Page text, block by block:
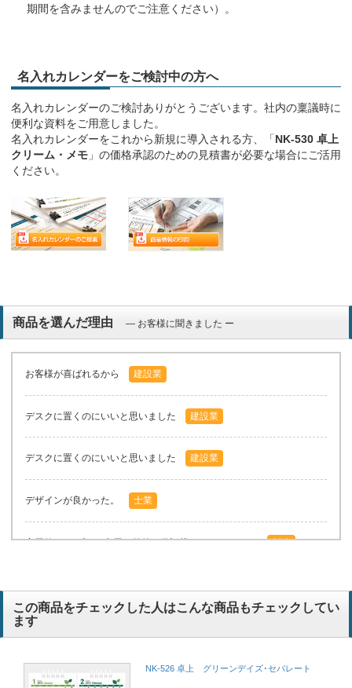
期間を含みませんのでご注意ください）。
名入れカレンダーをご検討中の方へ
名入れカレンダーのご検討ありがとうございます。社内の稟議時に
便利な資料をご用意しました。
名入れカレンダーをこれから新規に導入される方、「NK-530 卓上
クリーム・メモ 」の価格承認のための見積書が必要な場合にご活用
ください。
商品を選んだ理由 ― お客様に聞きました ー
お客様が喜ばれるから 建設業
デスクに置くのにいいと思いました 建設業
デスクに置くのにいいと思いました 建設業
デザインが良かった。 士業
実用的(シンプル・六用・前後の月記載・メモスペース) 製造
この商品をチェックした人はこんな商品もチェックしてい
ます
NK-526 卓上 グリーンデイズ･セパレート